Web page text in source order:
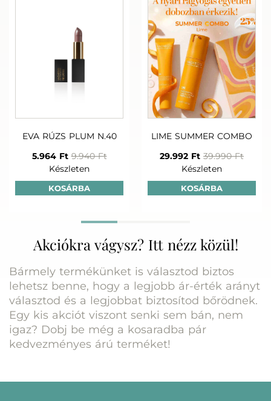
EVA RÚZS PLUM N.40
5.964 Ft 9.940 Ft
Készleten
KOSÁRBA
LIME SUMMER COMBO
29.992 Ft 39.990 Ft
Készleten
KOSÁRBA
Akciókra vágysz? Itt nézz közül!
Bármely termékünket is választod biztos
lehetsz benne, hogy a legjobb ár-érték arányt
választod és a legjobbat biztosítod bőrödnek.
Egy kis akciót viszont senki sem bán, nem
igaz? Dobj be még a kosaradba pár
kedvezményes árú terméket!